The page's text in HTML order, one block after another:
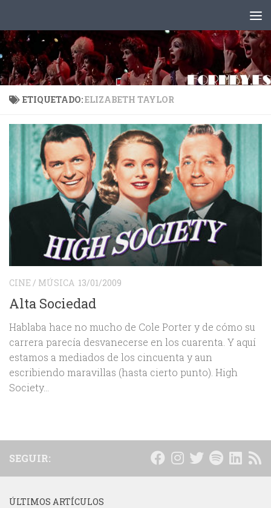
ETIQUETADO:ELIZABETH TAYLOR
CINE / MÚSICA 13/01/2009
Alta Sociedad
Hablaba hace no mucho de Cole Porter y de cómo su
carrera parecía desvanecerse en los cuarenta. Y aquí
estamos a mediados de los cincuenta y aun
escribiendo maravillas (hasta cierto punto). High
Society...
SEGUIR:
ÚLTIMOS ARTÍCULOS